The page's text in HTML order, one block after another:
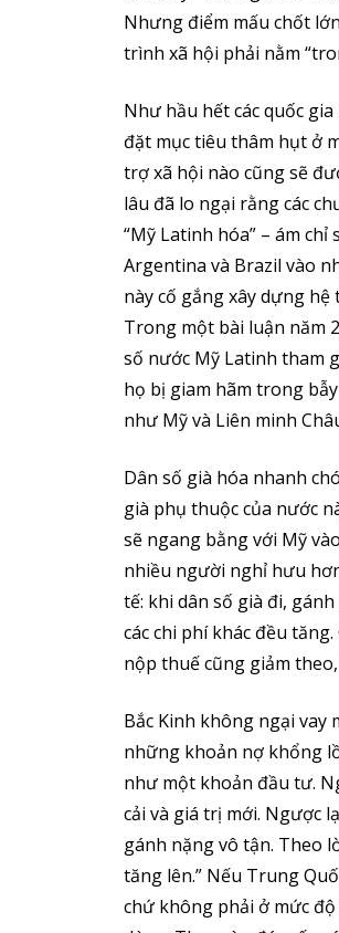
Nhưng điểm mấu chốt
trình xã hội phải nằm
Như hầu hết các quốc
đặt mục tiêu thâm hụt ở
trợ xã hội nào cũng sẽ
lâu đã lo ngại rằng các
“Mỹ Latinh hóa” – ám
Argentina và Brazil vào
này cố gắng xây dựng
Trong một bài luận năm
số nước Mỹ Latinh tham
họ bị giam hãm trong
như Mỹ và Liên minh
Dân số già hóa nhanh
già phụ thuộc của nước
sẽ ngang bằng với Mỹ
nhiều người nghỉ hưu
tế: khi dân số già đi,
các chi phí khác đều
nộp thuế cũng giảm
Bắc Kinh không ngại vay
những khoản nợ khổng
như một khoản đầu tư.
cải và giá trị mới. Ngược
gánh nặng vô tận. Theo
tăng lên.” Nếu Trung
chứ không phải ở mức